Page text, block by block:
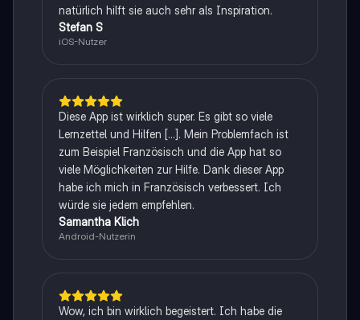
natürlich hilft sie auch sehr als Inspiration.
Stefan S
iOS-Nutzer
Diese App ist wirklich super. Es gibt so viele
Lernzettel und Hilfen [...]. Mein Problemfach ist
zum Beispiel Französisch und die App hat so
viele Möglichkeiten zur Hilfe. Dank dieser App
habe ich mich in Französisch verbessert. Ich
würde sie jedem empfehlen.
Samantha Klich
Android-Nutzerin
Wow, ich bin wirklich begeistert. Ich habe die